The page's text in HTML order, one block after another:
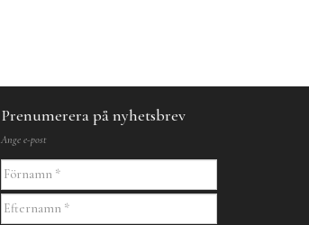
Prenumerera på nyhetsbrev
Ange e-post